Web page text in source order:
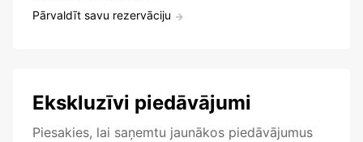
Pārvaldīt savu rezervāciju
Ekskluzīvi piedāvājumi
Piesakies, lai saņemtu jaunākos piedāvājumus